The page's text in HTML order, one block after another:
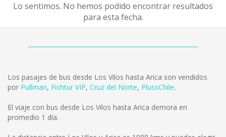
Lo sentimos. No hemos podido encontrar resultados
para esta fecha.
Los pasajes de bus desde Los Vilos hasta Arica son vendidos
por Pullman, Fichtur VIP, Cruz del Norte, PlussChile.
El viaje con bus desde Los Vilos hasta Arica demora en
promedio 1 día.